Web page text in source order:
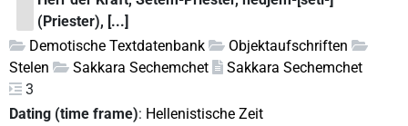
(Priester), [...]
Demotische Textdatenbank
Objektaufschriften
Stelen
Sakkara Sechemchet
Sakkara Sechemchet
3
Dating (time frame): Hellenistische Zeit